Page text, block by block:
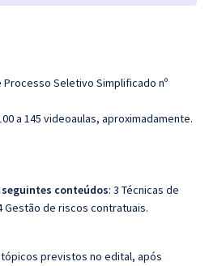
Processo Seletivo Simplificado nº
a 145 videoaulas, aproximadamente.
conteúdos: 3 Técnicas de
Gestão de riscos contratuais.
previstos no edital, após